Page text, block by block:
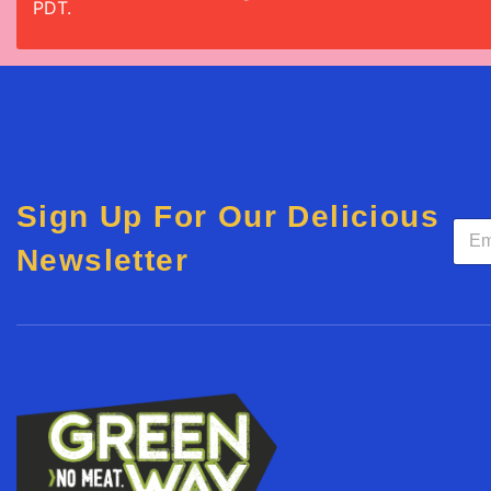
PDT.
Sign Up For Our Delicious
Newsletter
E
a
*